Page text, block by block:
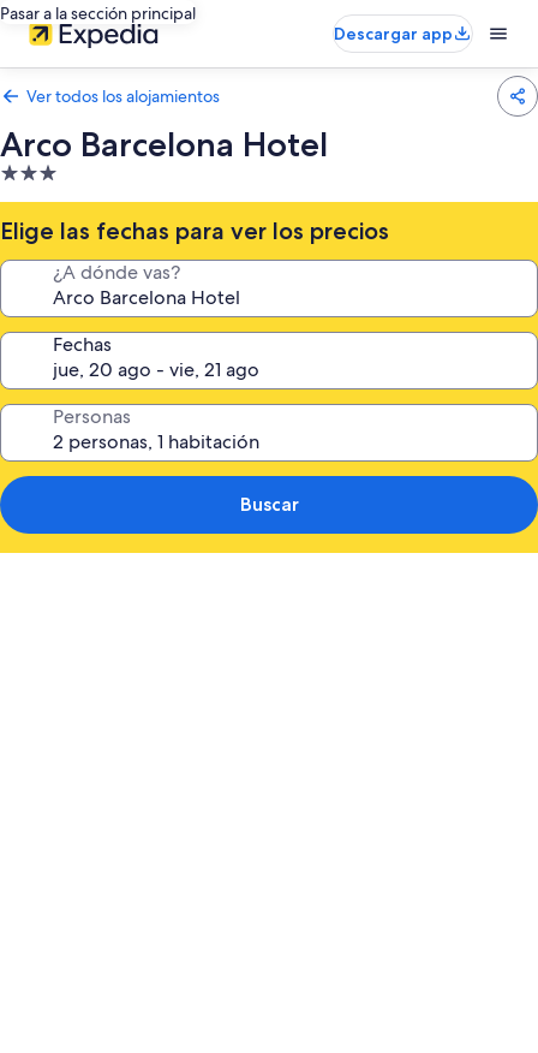
Pasar a la sección principal
Descargar app
Ver todos los alojamientos
Arco Barcelona Hotel
Alojamiento
de
3.0 estrellas
Elige las fechas para ver los precios
¿A dónde vas?
Fechas
Personas
Buscar